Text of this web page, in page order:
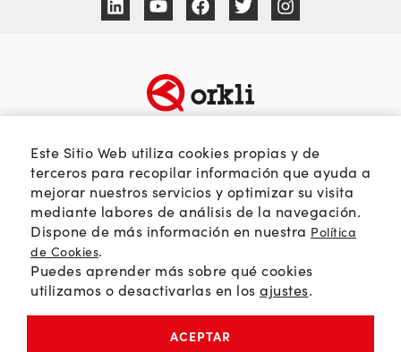
TEMÁTICAS
Calidad del aire
Passivhaus
Eficiencia y ahorro
Soluciones HVAC
Orkli Global
Comunidad profesional
SOBRE ORKLI
Quienes somos
Web Orkli
Contacto
Este Sitio Web utiliza cookies propias y de
terceros para recopilar información que ayuda a
mejorar nuestros servicios y optimizar su visita
mediante labores de análisis de la navegación.
Dispone de más información en nuestra Política
de Cookies.
Puedes aprender más sobre qué cookies
utilizamos o desactivarlas en los ajustes.
ACEPTAR